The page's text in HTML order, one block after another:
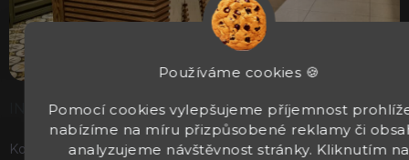
Používáme cookies 🍪
Pomocí cookies vylepšujeme příjemnost
nabízíme na míru přizpůsobené reklamy či
analyzujeme návštěvnost stránky. Kliknutím na
INFORMACE
Kontakty